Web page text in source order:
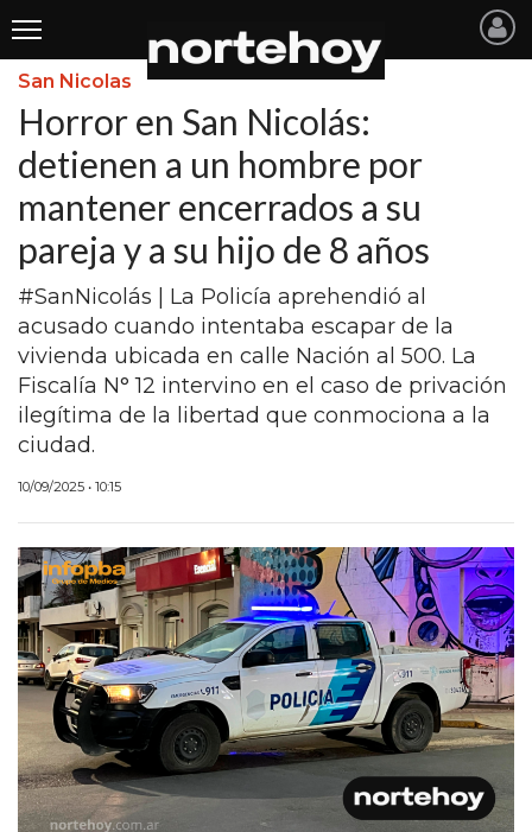
Últimas
Noticias
INICIO
NOTICIAS RECIENTES
SAN NICOLAS
RAMALLO
SAN PEDRO
PROVINCIA
PAIS
ULTIMAS NOTICIAS
TEMAS DESTACADOS
TECNOLOGÍA
SERVICIOS
PRONÓSTICO
San Nicolas
Horror en San Nicolás:
detienen a un hombre por
mantener encerrados a su
pareja y a su hijo de 8 años
#SanNicolás | La Policía aprehendió al
acusado cuando intentaba escapar de la
vivienda ubicada en calle Nación al 500. La
Fiscalía N° 12 intervino en el caso de privación
ilegítima de la libertad que conmociona a la
ciudad.
10/09/2025 • 10:15